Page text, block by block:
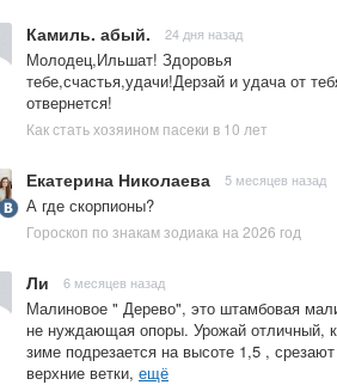
Камиль. абый. 24 дня назад
Молодец,Ильшат! Здоровья
тебе,счастья,удачи!Дерзай и удача от
отвернется!
Как стать хозяином пасеки в 10 лет
Екатерина Николаева 5 месяцев назад
А где скорпионы?
Гороскоп по знакам зодиака на 2026 год
Ли 6 месяцев назад
Малиновое " Дерево", это штамбовая
не нуждающая опоры. Урожай отличный, к
зиме подрезается на высоте 1,5 ,
верхние ветки, ещё